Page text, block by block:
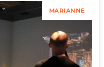
MARIANNE